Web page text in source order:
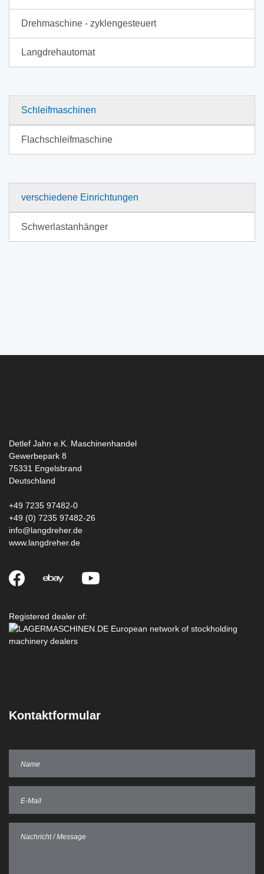
Drehmaschine - zyklengesteuert
Langdrehautomat
Schleifmaschinen
Flachschleifmaschine
verschiedene Einrichtungen
Schwerlastanhänger
Detlef Jahn e.K. Maschinenhandel
Gewerbepark 8
75331 Engelsbrand
Deutschland
+49 7235 97482-0
+49 (0) 7235 97482-26
info@langdreher.de
www.langdreher.de
Registered dealer of:
Kontaktformular